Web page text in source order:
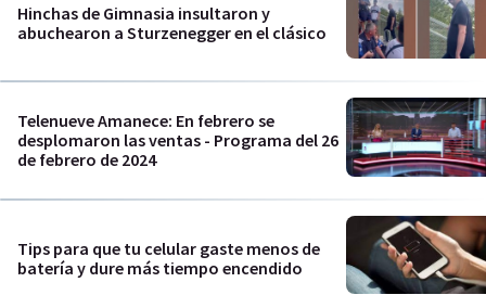
Hinchas de Gimnasia insultaron y
abuchearon a Sturzenegger en el clásico
Telenueve Amanece: En febrero se
desplomaron las ventas - Programa del 26
de febrero de 2024
Tips para que tu celular gaste menos de
batería y dure más tiempo encendido